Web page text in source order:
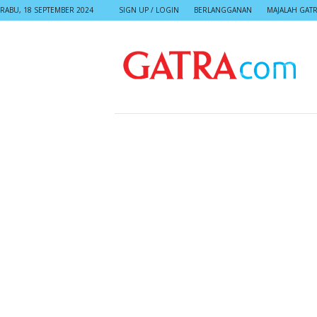
RABU, 18 SEPTEMBER 2024 SIGN UP / LOGIN BERLANGGANAN MAJALAH